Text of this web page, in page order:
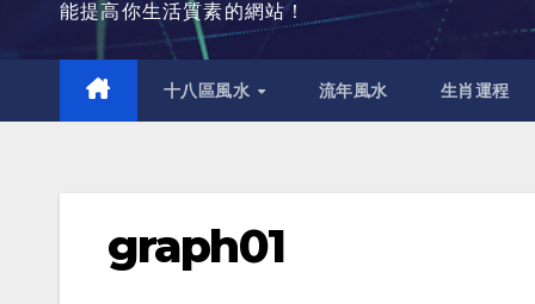
能提高你生活質素的網站！
十八區風水 流年風水 生肖運程
graph01